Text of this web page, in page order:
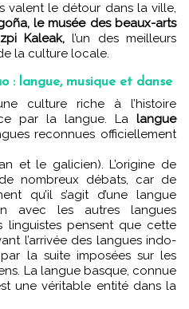
valent le détour dans la ville,
le musée des beaux-arts
Kaleak,l’un des meilleurs
la culture locale.
: langue, musique et danse
culture riche à l’histoire
par la langue. La langue
reconnues officiellement
et le galicien). L’origine de
nombreux débats, car de
qu’il s’agit d’une langue
avec les autres langues
linguistes pensent que cette
l’arrivée des langues indo-
la suite imposées sur les
La langue basque, connue
une véritable entité dans la